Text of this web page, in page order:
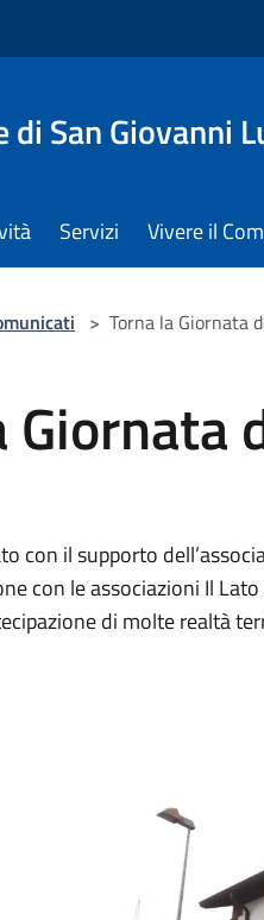
di San Giovanni
Servizi Vivere il
> Torna la Giornata
Giornata
con il supporto
con le associazioni Il
di molte realtà